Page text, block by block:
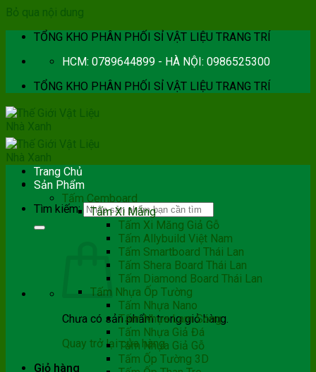
Bỏ qua nội dung
TỔNG KHO PHÂN PHỐI SỈ VẬT LIỆU TRANG TRÍ
HCM: 0789644899 - HÀ NỘI: 0986525300
TỔNG KHO PHÂN PHỐI SỈ VẬT LIỆU TRANG TRÍ
Tìm kiếm:
Chưa có sản phẩm trong giỏ hàng.
Quay trở lại cửa hàng
Giỏ hàng
Trang Chủ
Sản Phẩm
Tấm Cemboard
Tấm Xi Măng
Tấm Xi Măng Giả Gỗ
Tấm Allybuild Việt Nam
Tấm Smartboard Thái Lan
Tấm Shera Board Thái Lan
Tấm Diamond Board Thái Lan
Tấm Nhựa Ốp Tường
Tấm Nhựa Nano
Tấm Nhựa Lam Sóng
Tấm Nhựa Giả Đá
Tấm Nhựa Giả Gỗ
Tấm Ốp Tường 3D